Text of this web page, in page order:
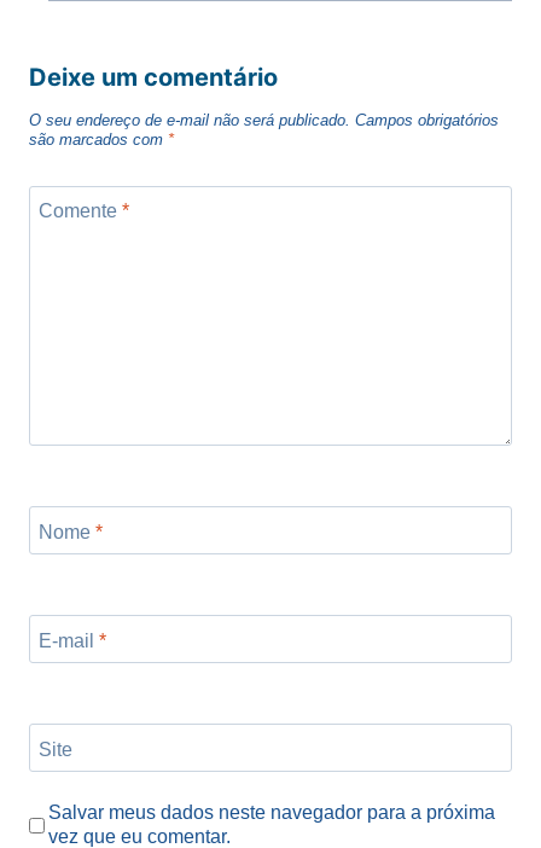
Deixe um comentário
O seu endereço de e-mail não será publicado. Campos obrigatórios
são marcados com *
Comente *
Nome *
E-mail *
Site
Salvar meus dados neste navegador para a próxima
vez que eu comentar.